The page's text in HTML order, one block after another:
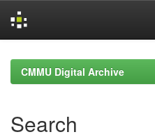
navigationCMMU Digital Archive
Search